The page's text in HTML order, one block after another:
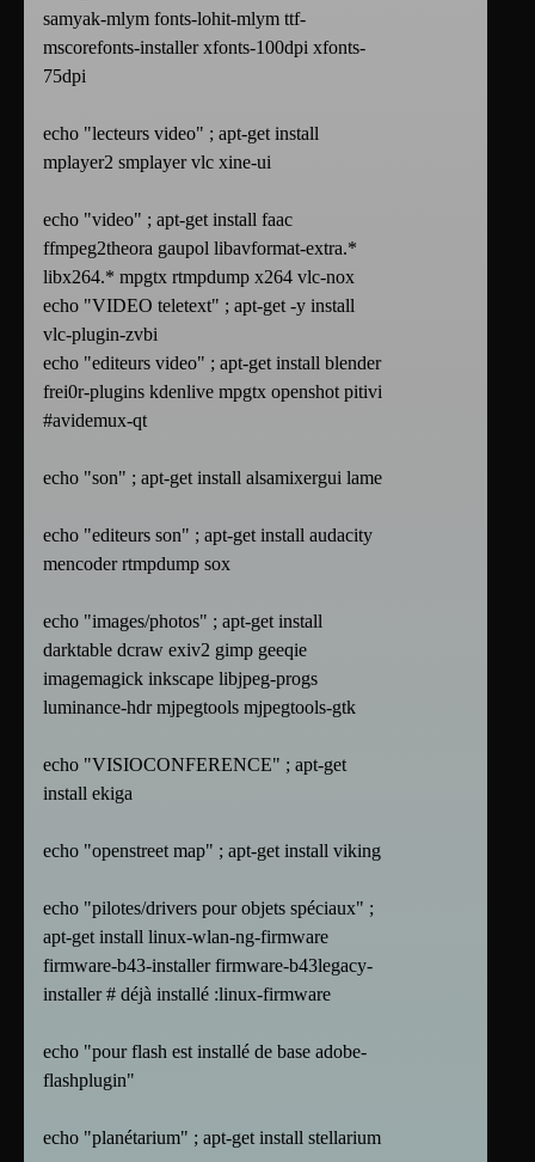
samyak-mlym fonts-lohit-mlym ttf-
mscorefonts-installer xfonts-100dpi xfonts-
75dpi
echo "lecteurs video" ; apt-get install
mplayer2 smplayer vlc xine-ui
echo "video" ; apt-get install faac
ffmpeg2theora gaupol libavformat-extra.*
libx264.* mpgtx rtmpdump x264 vlc-nox
echo "VIDEO teletext" ; apt-get -y install
vlc-plugin-zvbi
echo "editeurs video" ; apt-get install blender
frei0r-plugins kdenlive mpgtx openshot pitivi
#avidemux-qt
echo "son" ; apt-get install alsamixergui lame
echo "editeurs son" ; apt-get install audacity
mencoder rtmpdump sox
echo "images/photos" ; apt-get install
darktable dcraw exiv2 gimp geeqie
imagemagick inkscape libjpeg-progs
luminance-hdr mjpegtools mjpegtools-gtk
echo "VISIOCONFERENCE" ; apt-get
install ekiga
echo "openstreet map" ; apt-get install viking
echo "pilotes/drivers pour objets spéciaux" ;
apt-get install linux-wlan-ng-firmware
firmware-b43-installer firmware-b43legacy-
installer # déjà installé :linux-firmware
echo "pour flash est installé de base adobe-
flashplugin"
echo "planétarium" ; apt-get install stellarium